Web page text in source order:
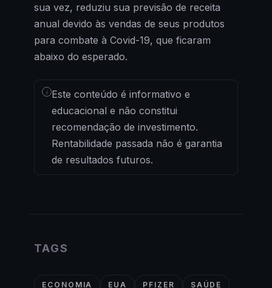
sua vez, reduziu sua previsão de receita
anual devido às vendas de seus produtos
para combate à Covid-19, que ficaram
abaixo do esperado.
i Este conteúdo é informativo e
educacional e não constitui
recomendação de investimento.
Rentabilidade passada não é garantia
de resultados futuros.
TAGS
ECONOMIA EUA PFIZER SAÚDE